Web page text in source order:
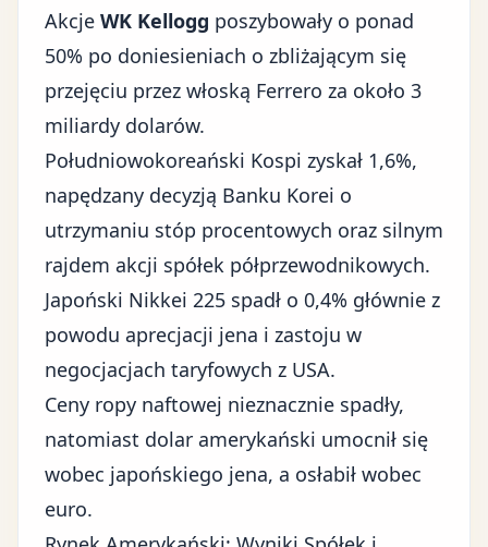
Akcje WK Kellogg poszybowały o ponad
50% po doniesieniach o zbliżającym się
przejęciu przez włoską Ferrero za około 3
miliardy dolarów.
Południowokoreański Kospi zyskał 1,6%,
napędzany decyzją Banku Korei o
utrzymaniu stóp procentowych oraz silnym
rajdem akcji spółek półprzewodnikowych.
Japoński Nikkei 225 spadł o 0,4% głównie z
powodu aprecjacji jena i zastoju w
negocjacjach taryfowych z USA.
Ceny ropy naftowej nieznacznie spadły,
natomiast dolar amerykański umocnił się
wobec japońskiego jena, a osłabił wobec
euro.